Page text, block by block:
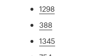
1298
388
1345